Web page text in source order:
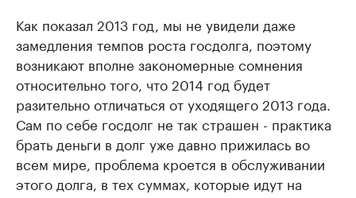
Как показал 2013 год, мы не увидели даже
замедления темпов роста госдолга, поэтому
возникают вполне закономерные сомнения
относительно того, что 2014 год будет
разительно отличаться от уходящего 2013 года.
Сам по себе госдолг не так страшен - практика
брать деньги в долг уже давно прижилась во
всем мире, проблема кроется в обслуживании
этого долга, в тех суммах, которые идут на